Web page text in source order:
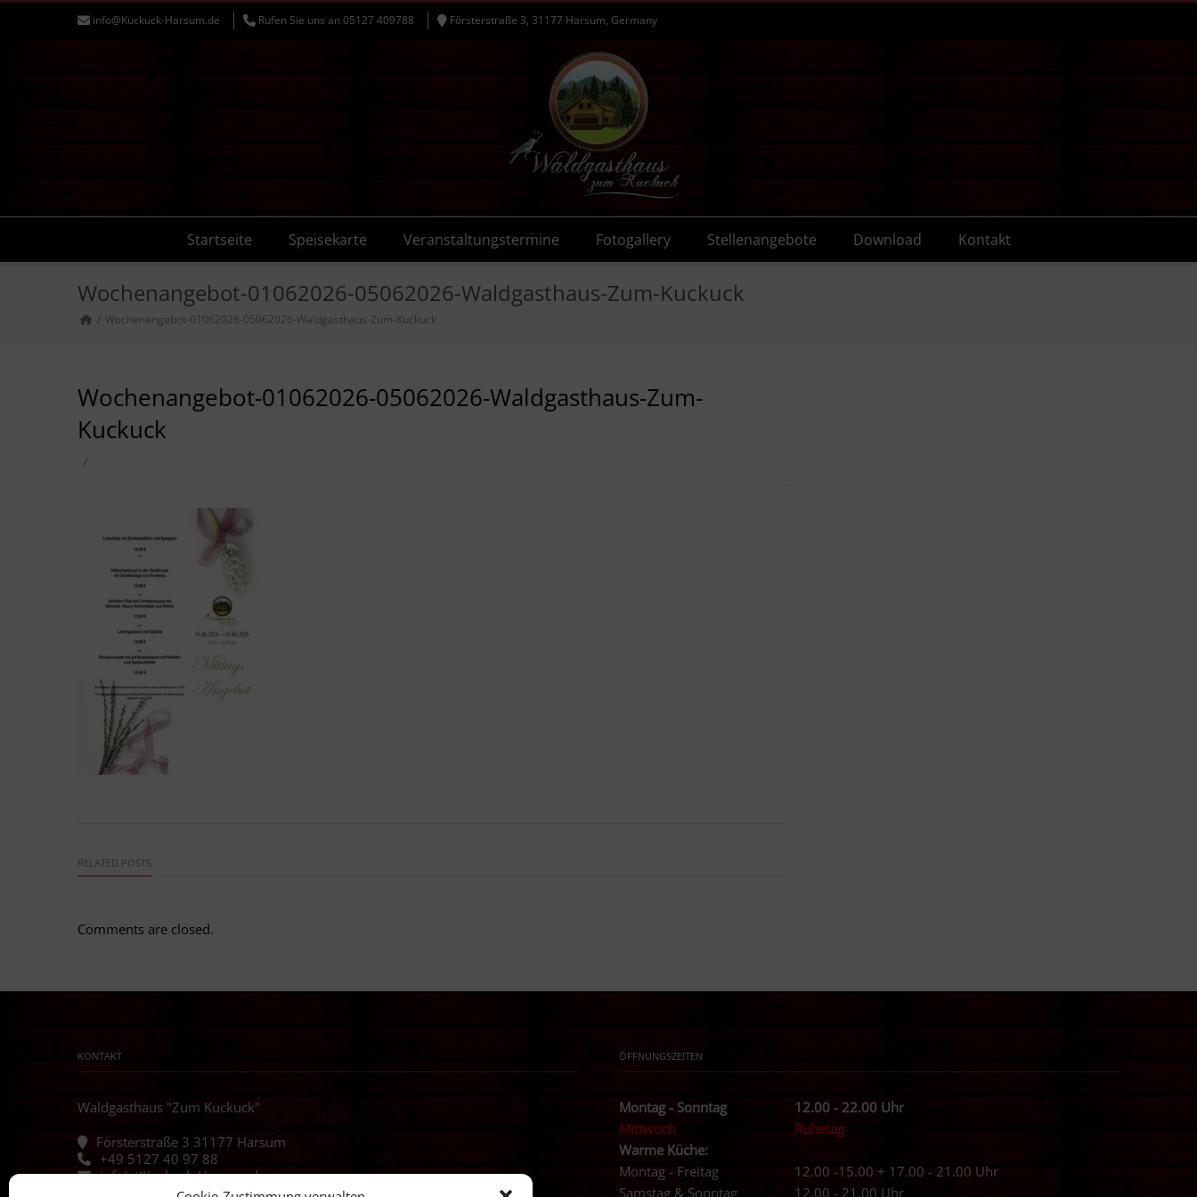
info@Kuckuck-Harsum.de Rufen Sie uns an 05127 409788 Försterstraße 3, 31177 Harsum, Germany
Startseite Speisekarte Veranstaltungstermine Fotogallery Stellenangebote Download Kontakt
Wochenangebot-01062026-05062026-Waldgasthaus-Zum-Kuckuck
Wochenangebot-01062026-05062026-Waldgasthaus-Zum-Kuckuck
Wochenangebot-01062026-05062026-Waldgasthaus-Zum-
Kuckuck
/
RELATED POSTS
Comments are closed.
KONTAKT
Waldgasthaus "Zum Kuckuck"
Försterstraße 3 31177 Harsum
+49 5127 40 97 88
info(at)Kuckuck-Harsum.de
ÖFFNUNGSZEITEN
Montag - Sonntag
12.00 - 22.00 Uhr
Mittwoch
Ruhetag
Warme Küche:
Montag - Freitag
12.00 -15.00 + 17.00 - 21.00 Uhr
Samstag & Sonntag
12.00 - 21.00 Uhr